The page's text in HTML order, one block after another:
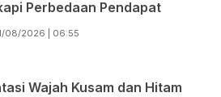
Perbedaan Pendapat
08/2026 | 06:55
Wajah Kusam dan Hitam